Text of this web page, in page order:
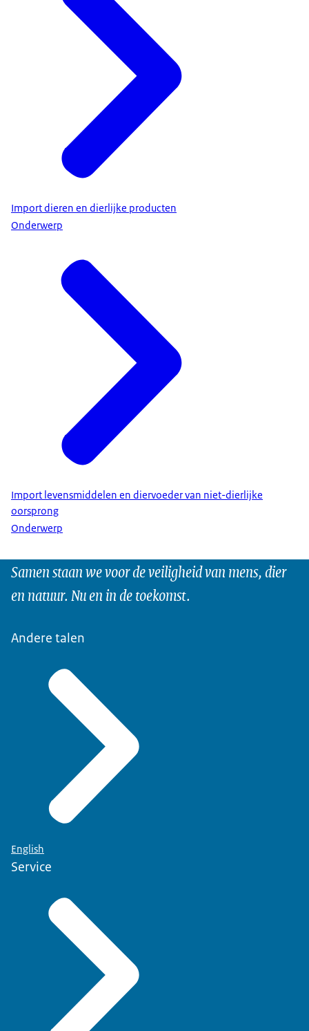
Import dieren en dierlijke producten
Onderwerp
Import levensmiddelen en diervoeder van niet-dierlijke
oorsprong
Onderwerp
Samen staan we voor de veiligheid van mens, dier
en natuur. Nu en in de toekomst.
Andere talen
English
Service